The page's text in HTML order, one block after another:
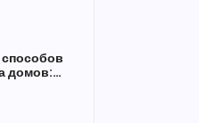
домов: